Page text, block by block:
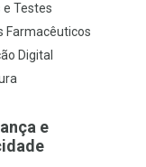
e Testes
Farmacêuticos
Digital
e